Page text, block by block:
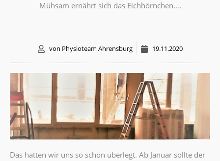
Mühsam ernährt sich das Eichhörnchen….
von Physioteam Ahrensburg 19.11.2020
Das hatten wir uns so schön überlegt. Ab Januar sollte der